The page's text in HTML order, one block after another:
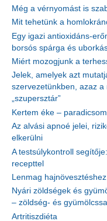
Még a vérnyomást is
Mit tehetünk a
Egy igazi antioxidáns-
borsós spárga és
Miért mozogjunk a
Jelek, amelyek azt
szervezetünkben, azaz
„szupersztár”
Kertem éke – paradicsom
Az alvási apnoé jelei,
elkerülni
A testsúlykontroll
recepttel
Lenmag
Nyári zöldségek és
– zöldség- és
Artritiszdiéta